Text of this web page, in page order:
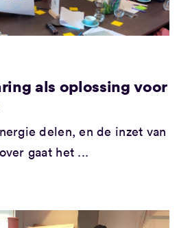
als oplossing voor
delen, en de inzet van
gaat het ...